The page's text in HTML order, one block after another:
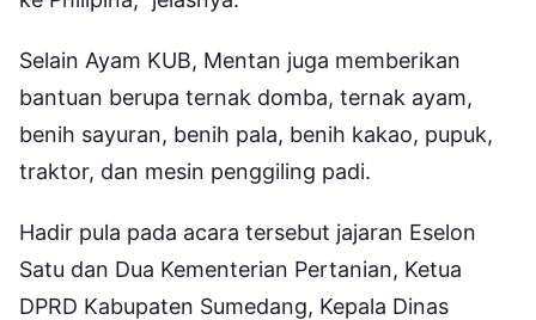
Selain Ayam KUB, Mentan juga memberikan
bantuan berupa ternak domba, ternak ayam,
benih sayuran, benih pala, benih kakao, pupuk,
traktor, dan mesin penggiling padi.
Hadir pula pada acara tersebut jajaran Eselon
Satu dan Dua Kementerian Pertanian, Ketua
DPRD Kabupaten Sumedang, Kepala Dinas